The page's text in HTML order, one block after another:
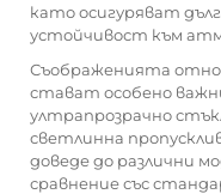
като осигуряват
устойчивост към
Съображенията
стават особено
ултрапрозрачно
светлинна
доведе до различни
сравнение със